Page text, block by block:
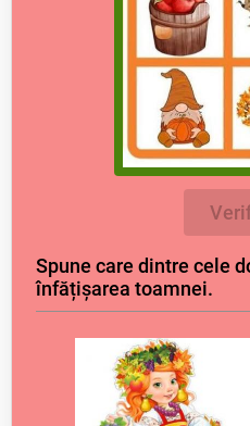
Spune care dintre cele
înfățișarea toamnei.